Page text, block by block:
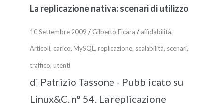
La replicazione nativa: scenari di utilizzo
10 Settembre 2009 / Gilberto Ficara / affidabilità,
Articoli, carico, MySQL , replicazione, scalabilità, scenari,
traffico, utenti
di Patrizio Tassone - Pubblicato su
Linux&C. n° 54. La replicazione